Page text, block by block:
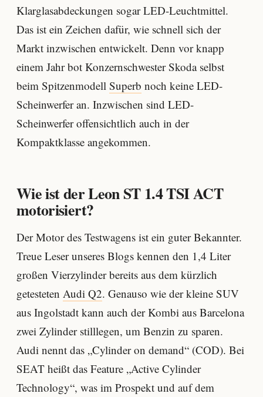
Klarglasabdeckungen sogar LED-Leuchtmittel.
Das ist ein Zeichen dafür, wie schnell sich der
Markt inzwischen entwickelt. Denn vor knapp
einem Jahr bot Konzernschwester Skoda selbst
beim Spitzenmodell Superb noch keine LED-
Scheinwerfer an. Inzwischen sind LED-
Scheinwerfer offensichtlich auch in der
Kompaktklasse angekommen.
Wie ist der Leon ST 1.4 TSI ACT
motorisiert?
Der Motor des Testwagens ist ein guter Bekannter.
Treue Leser unseres Blogs kennen den 1,4 Liter
großen Vierzylinder bereits aus dem kürzlich
getesteten Audi Q2. Genauso wie der kleine SUV
aus Ingolstadt kann auch der Kombi aus Barcelona
zwei Zylinder stilllegen, um Benzin zu sparen.
Audi nennt das „Cylinder on demand“ (COD). Bei
SEAT heißt das Feature „Active Cylinder
Technology“, was im Prospekt und auf dem